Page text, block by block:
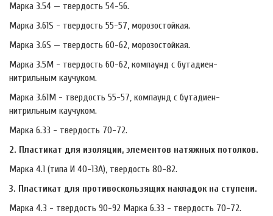
Марка 3.54 — твердость 54-56.
Марка 3.61S - твердость 55-57, морозостойкая.
Марка 3.6S — твердость 60-62, морозостойкая.
Марка 3.5М - твердость 60-62, компаунд с бутадиен-
нитрильным каучуком.
Марка 3.61М - твердость 55-57, компаунд с бутадиен-
нитрильным каучуком.
Марка 6.33 - твердость 70-72.
2.​ Пластикат для изоляции, элементов натяжных потолков.
Марка 4.1 (типа И 40-13А), твердость 80-82.
3.​ Пластикат для противоскользящих накладок на ступени.
Марка 4.3 - твердость 90-92 Марка 6.33 - твердость 70-72.